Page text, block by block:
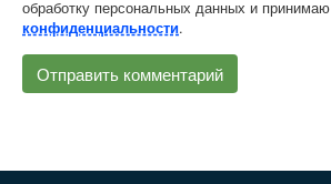
обработку персональных данных и принимаю
конфиденциальности.